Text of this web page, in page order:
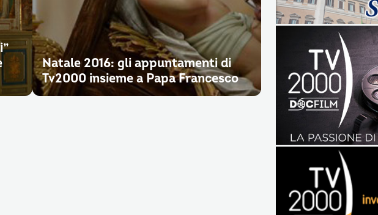
Natale 2016: gli appuntamenti di
Tv2000 insieme a Papa Francesco